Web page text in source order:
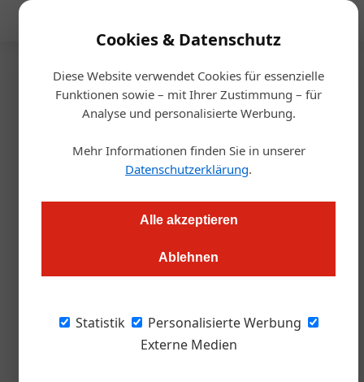
Cookies & Datenschutz
Diese Website verwendet Cookies für essenzielle
Funktionen sowie – mit Ihrer Zustimmung – für
Analyse und personalisierte Werbung.
Mehr Informationen finden Sie in unserer
Datenschutzerklärung.
Alle akzeptieren
Ablehnen
Statistik
Personalisierte Werbung
Externe Medien
Startseite/Allgemein
Radisson ersetzt
Bestpreisgarantie durch
automatisierten Preisabgleich
einen niedrigeren Preis, übernimmt es ihn automatisch auf der
eigenen Website. Die ÖGZ erklärt die Funktionsweise.